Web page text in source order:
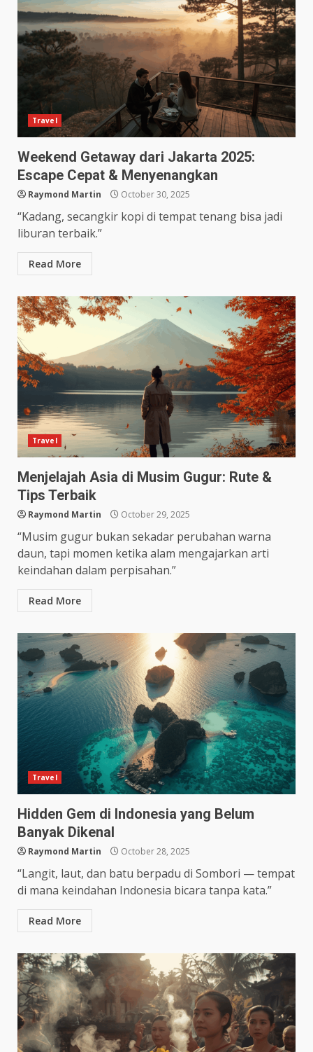
Travel
Weekend Getaway dari Jakarta 2025:
Escape Cepat & Menyenangkan
Raymond Martin October 30, 2025
“Kadang, secangkir kopi di tempat tenang bisa jadi
liburan terbaik.”
Read More
Travel
Menjelajah Asia di Musim Gugur: Rute &
Tips Terbaik
Raymond Martin October 29, 2025
“Musim gugur bukan sekadar perubahan warna
daun, tapi momen ketika alam mengajarkan arti
keindahan dalam perpisahan.”
Read More
Travel
Hidden Gem di Indonesia yang Belum
Banyak Dikenal
Raymond Martin October 28, 2025
“Langit, laut, dan batu berpadu di Sombori — tempat
di mana keindahan Indonesia bicara tanpa kata.”
Read More